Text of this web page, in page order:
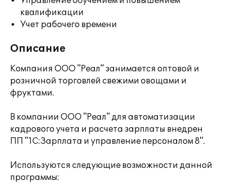
квалификации
Учет рабочего времени
Описание
Компания ООО "Реал" занимается оптовой и
розничной торговлей свежими овощами и
фруктами.
В компании ООО "Реал" для автоматизации
кадрового учета и расчета зарплаты внедрен
ПП "1С:Зарплата и управление персоналом 8".
Используются следующие возможности данной
программы: